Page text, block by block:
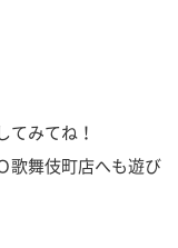
てみてね！
歌舞伎町店へも遊び